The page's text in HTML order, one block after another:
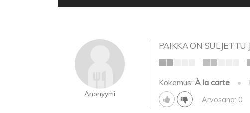
Anonyymi
PAIKKA ON SULJETTU
Kokemus: À la carte •
Arvosana: 0